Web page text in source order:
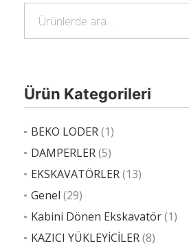
Ürün Kategorileri
BEKO LODER(1)
DAMPERLER(5)
EKSKAVATÖRLER(13)
Genel (29)
Kabini Dönen Ekskavatör(1)
KAZICI YÜKLEYİCİLER(8)